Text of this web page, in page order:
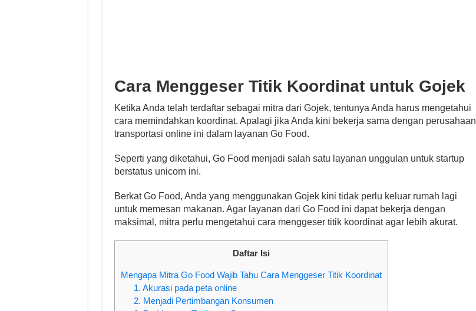
Cara Menggeser Titik Koordinat untuk Gojek
Ketika Anda telah terdaftar sebagai mitra dari Gojek, tentunya Anda harus mengetahui
cara memindahkan koordinat. Apalagi jika Anda kini bekerja sama dengan perusahaan
transportasi online ini dalam layanan Go Food.
Seperti yang diketahui, Go Food menjadi salah satu layanan unggulan untuk startup
berstatus unicorn ini.
Berkat Go Food, Anda yang menggunakan Gojek kini tidak perlu keluar rumah lagi
untuk memesan makanan. Agar layanan dari Go Food ini dapat bekerja dengan
maksimal, mitra perlu mengetahui cara menggeser titik koordinat agar lebih akurat.
Daftar Isi
Mengapa Mitra Go Food Wajib Tahu Cara Menggeser Titik Koordinat
1. Akurasi pada peta online
2. Menjadi Pertimbangan Konsumen